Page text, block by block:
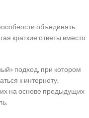
объединять
краткие ответы вместо
подход, при котором
к интернету,
на основе предыдущих